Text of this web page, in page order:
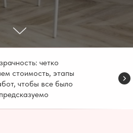
четко
стоимость, этапы
чтобы все было